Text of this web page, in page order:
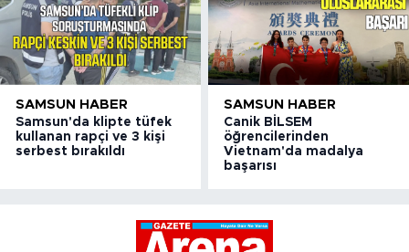
SAMSUN HABER
Samsun'da klipte tüfek
kullanan rapçi ve 3 kişi
serbest bırakıldı
SAMSUN HABER
Canik BİLSEM
öğrencilerinden
Vietnam'da madalya
başarısı